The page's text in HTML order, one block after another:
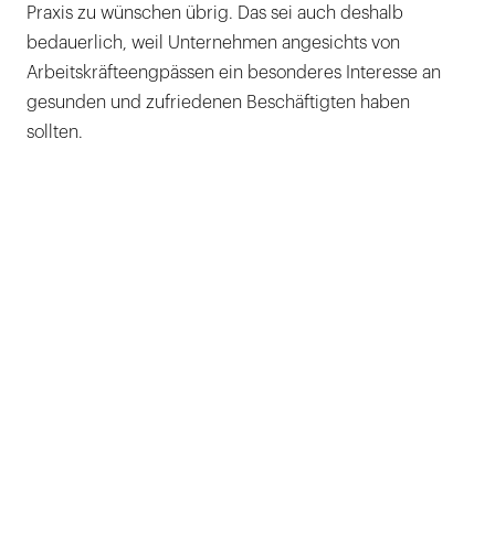
Praxis zu wünschen übrig. Das sei auch deshalb
bedauerlich, weil Unternehmen angesichts von
Arbeitskräfteengpässen ein besonderes Interesse an
gesunden und zufriedenen Beschäftigten haben
sollten.